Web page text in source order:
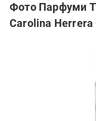
Фото Парфуми
Carolina Herrera